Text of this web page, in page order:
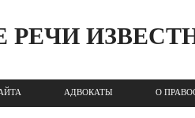
РЕЧИ
АДВОКАТЫ О